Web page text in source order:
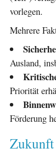
vorlegen.
Mehrere
Ausland,
Priorität
Förderung
Zukunft